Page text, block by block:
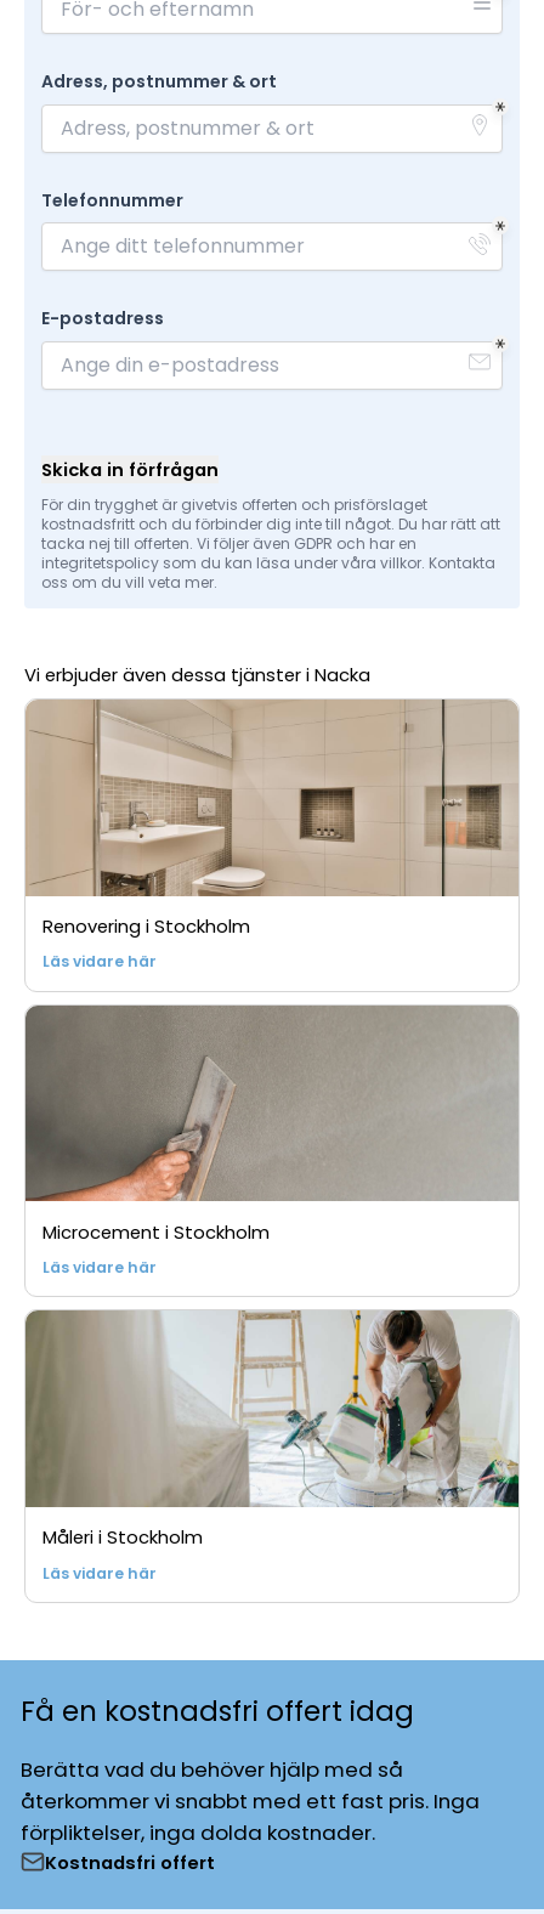
Adress, postnummer & ort
Telefonnummer
E-postadress
Skicka in förfrågan
För din trygghet är givetvis offerten och prisförslaget
kostnadsfritt och du förbinder dig inte till något. Du har rätt att
tacka nej till offerten. Vi följer även GDPR och har en
integritetspolicy som du kan läsa under våra villkor. Kontakta
oss om du vill veta mer.
Vi erbjuder även dessa tjänster i Nacka
Renovering i Stockholm
Läs vidare här
Microcement i Stockholm
Läs vidare här
Måleri i Stockholm
Läs vidare här
Få en kostnadsfri offert idag
Berätta vad du behöver hjälp med så
återkommer vi snabbt med ett fast pris. Inga
förpliktelser, inga dolda kostnader.
Kostnadsfri offert